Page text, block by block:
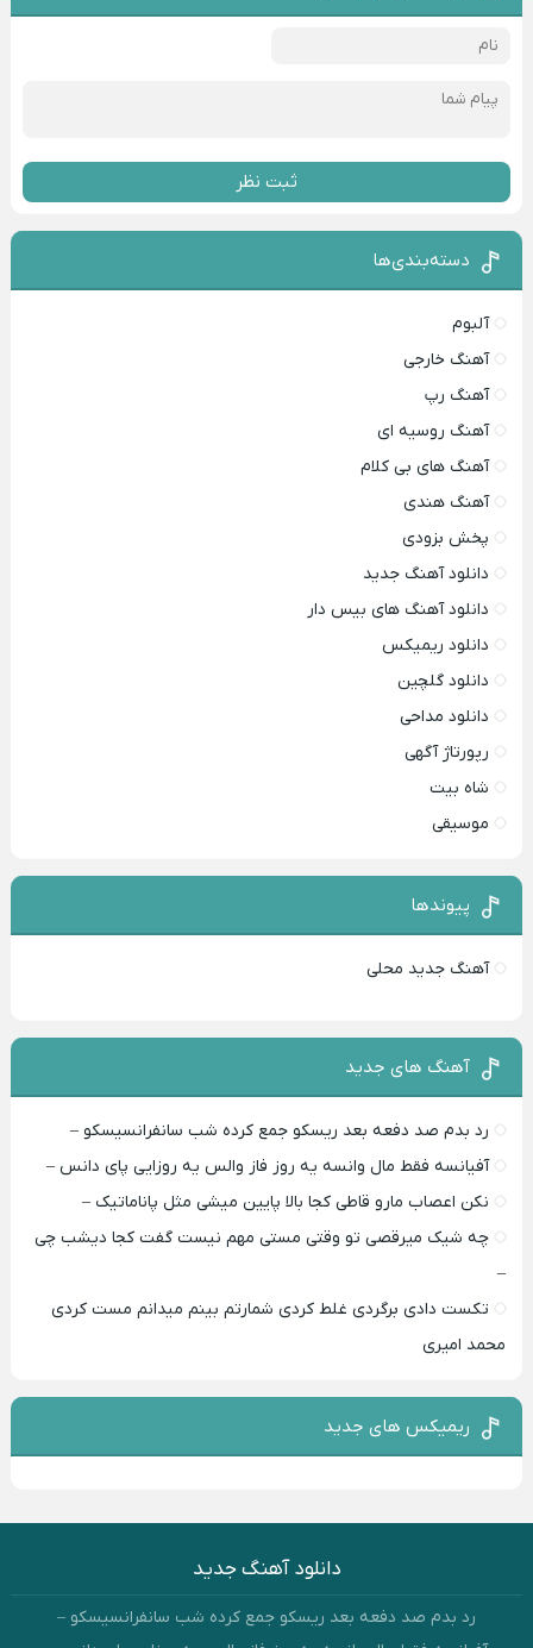
ثبت نظر
دسته‌بندی‌ها
آلبوم
آهنگ خارجی
آهنگ رپ
آهنگ روسیه ای
آهنگ های بی کلام
آهنگ هندی
پخش بزودی
دانلود آهنگ جدید
دانلود آهنگ های بیس دار
دانلود ریمیکس
دانلود گلچین
دانلود مداحی
رپورتاژ آگهی
شاه بیت
موسیقی
پیوندها
آهنگ جدید محلی
آهنگ های جدید
رد بدم صد دفعه بعد ریسکو جمع کرده شب سانفرانسیسکو –
آفیانسه فقط مال وانسه یه روز فاز والس یه روزایی پای دانس –
نکن اعصاب مارو قاطی کجا بالا پایین میشی مثل پاناماتیک –
چه شیک میرقصی تو وقتی مستی مهم نیست گفت کجا دیشب چی
–
تکست دادی برگردی غلط کردی شمارتم بینم میدانم مست کردی
محمد امیری
ریمیکس های جدید
دانلود آهنگ جدید
رد بدم صد دفعه بعد ریسکو جمع کرده شب سانفرانسیسکو –